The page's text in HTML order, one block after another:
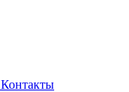
Контакты